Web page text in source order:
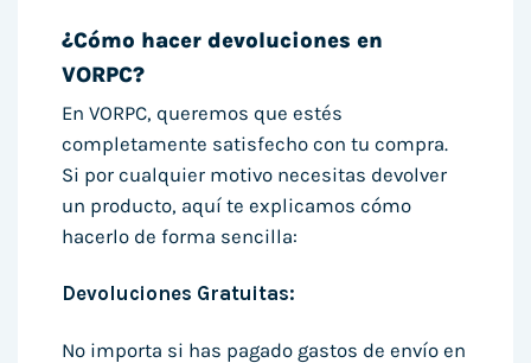
¿Cómo hacer devoluciones en
VORPC?
En VORPC, queremos que estés
completamente satisfecho con tu compra.
Si por cualquier motivo necesitas devolver
un producto, aquí te explicamos cómo
hacerlo de forma sencilla:
Devoluciones Gratuitas:
No importa si has pagado gastos de envío en